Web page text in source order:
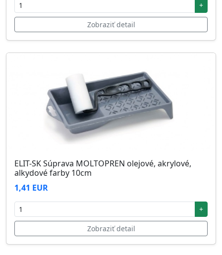
+
Zobraziť detail
ELIT-SK Súprava MOLTOPREN olejové, akrylové,
alkydové farby 10cm
1,41 EUR
+
Zobraziť detail